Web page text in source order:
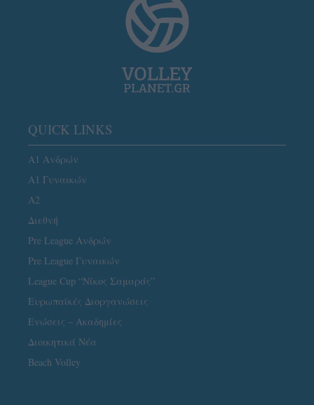
QUICK LINKS
Α1 Ανδρών
Α1 Γυναικών
A2
Διεθνή
Pre League Ανδρών
Pre League Γυναικών
League Cup “Νίκος Σαμαράς”
Ευρωπαϊκές Διοργανώσεις
Ενώσεις – Ακαδημίες
Διοικητικά Νέα
Beach Volley